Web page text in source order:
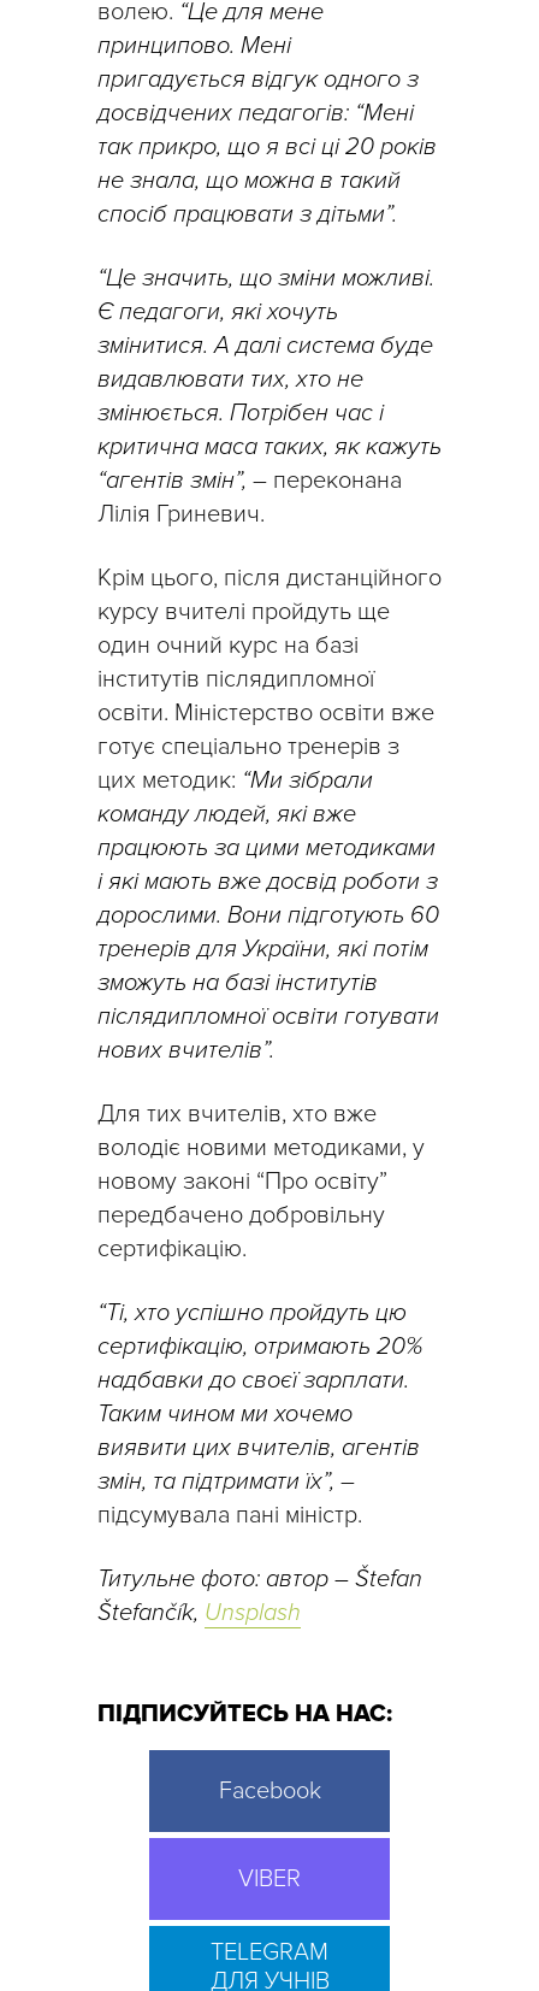
волею. “Це для мене
принципово. Мені
пригадується відгук одного з
досвідчених педагогів: “Мені
так прикро, що я всі ці 20 років
не знала, що можна в такий
спосіб працювати з дітьми”.
“Це значить, що зміни можливі.
Є педагоги, які хочуть
змінитися. А далі система буде
видавлювати тих, хто не
змінюється. Потрібен час і
критична маса таких, як кажуть
“агентів змін”, – переконана
Лілія Гриневич.
Крім цього, після дистанційного
курсу вчителі пройдуть ще
один очний курс на базі
інститутів післядипломної
освіти. Міністерство освіти вже
готує спеціально тренерів з
цих методик: “Ми зібрали
команду людей, які вже
працюють за цими методиками
і які мають вже досвід роботи з
дорослими. Вони підготують 60
тренерів для України, які потім
зможуть на базі інститутів
післядипломної освіти готувати
нових вчителів”.
Для тих вчителів, хто вже
володіє новими методиками, у
новому законі “Про освіту”
передбачено добровільну
сертифікацію.
“Ті, хто успішно пройдуть цю
сертифікацію, отримають 20%
надбавки до своєї зарплати.
Таким чином ми хочемо
виявити цих вчителів, агентів
змін, та підтримати їх”, –
підсумувала пані міністр.
Титульне фото: автор – Štefan
Štefančík, Unsplash
ПІДПИСУЙТЕСЬ НА НАС:
Facebook
VIBER
TELEGRAM
ДЛЯ УЧНІВ